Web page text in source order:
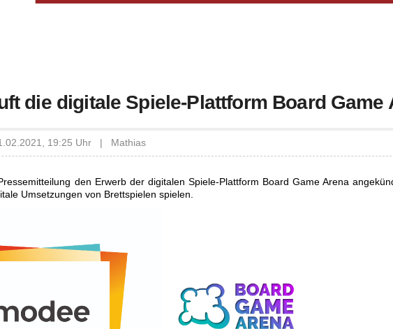
die digitale Spiele-Plattform Board Game
19:25 Uhr | Mathias
den Erwerb der digitalen Spiele-Plattform Board Game Arena
Umsetzungen von Brettspielen spielen.